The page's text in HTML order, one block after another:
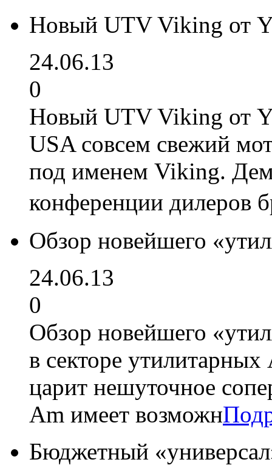
Новый UTV Viking от
24.06.13
0
Новый UTV Viking от
USA совсем свежий
под именем Viking.
конференции дилеров
Обзор новейшего
24.06.13
0
Обзор новейшего
в секторе утилитарных
царит нешуточное
Аm имеет возможн
Бюджетный